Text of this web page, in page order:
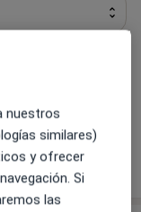
nuestros
similares)
y ofrecer
Si
las